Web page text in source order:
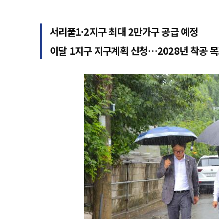
서리풀1·2지구 최대 2만가구 공급 예정
이달 1지구 지구계획 신청…2028년 착공